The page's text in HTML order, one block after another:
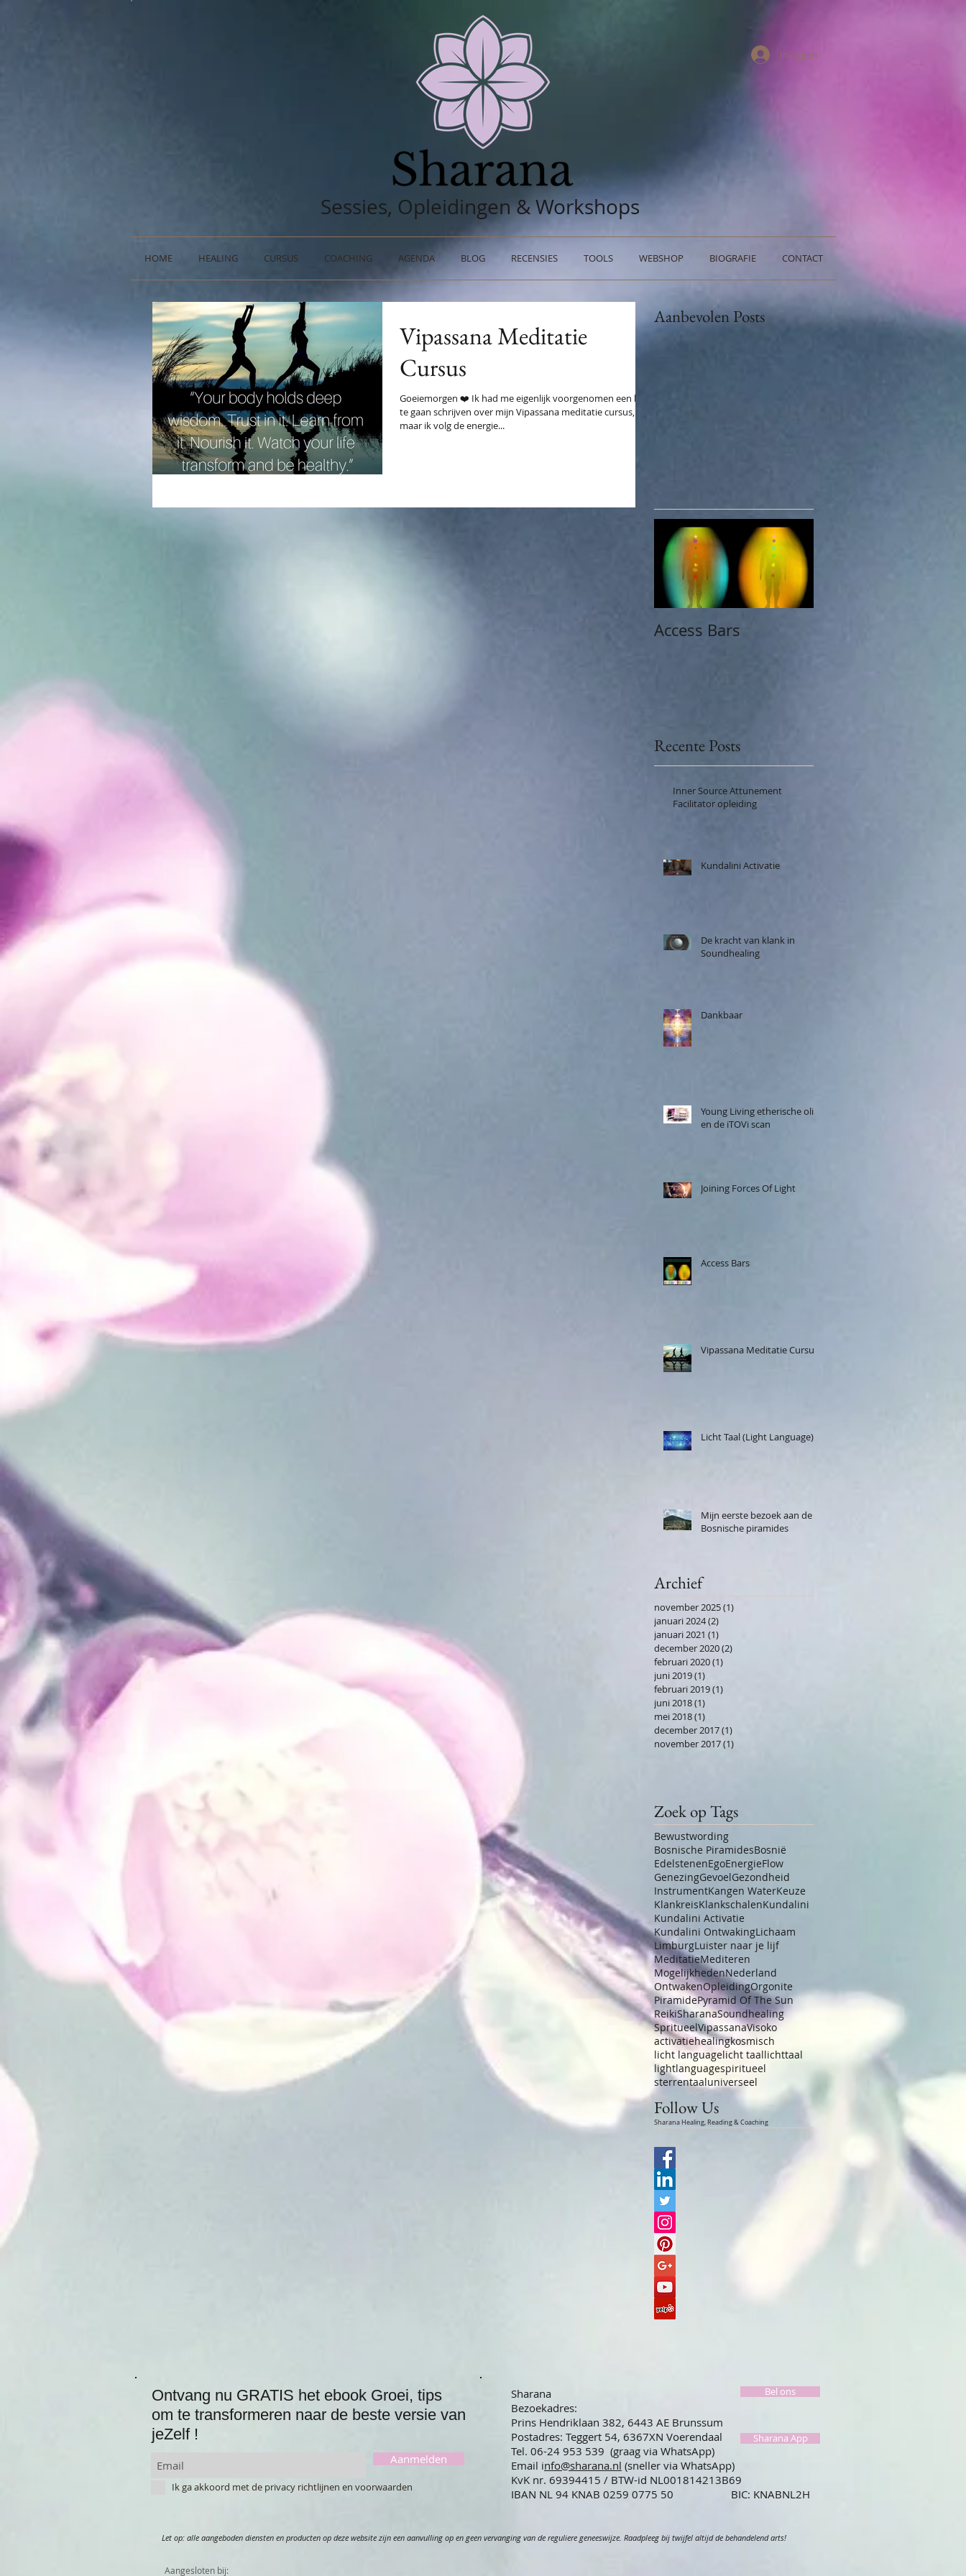
Sessies, Opleidingen & Workshops
HOME HEALING CURSUS COACHING AGENDA BLOG RECENSIES TOOLS WEBSHOP BIOGRAFIE CONTACT
Inloggen
Vipassana Meditatie
Cursus
Goeiemorgen ❤️ Ik had me eigenlijk voorgenomen een blog
te gaan schrijven over mijn Vipassana meditatie cursus,
maar ik volg de energie...
Aanbevolen Posts
Access Bars
Recente Posts
Inner Source Attunement
Facilitator opleiding
Kundalini Activatie
De kracht van klank in
Soundhealing
Dankbaar
Young Living etherische olie
en de iTOVi scan
Joining Forces Of Light
Access Bars
Vipassana Meditatie Cursus
Licht Taal (Light Language)
Mijn eerste bezoek aan de
Bosnische piramides
Archief
november 2025(1)
januari 2024(2)
januari 2021 (1)
december 2020(2)
februari 2020(1)
juni 2019(1)
februari 2019(1)
juni 2018(1)
mei 2018(1)
december 2017(1)
november 2017(1)
Zoek op Tags
Bewustwording
Bosnische PiramidesBosnië
EdelstenenEgoEnergieFlow
GenezingGevoelGezondheid
InstrumentKangen WaterKeuze
KlankreisKlankschalenKundalini
Kundalini Activatie
Kundalini OntwakingLichaam
LimburgLuister naar je lijf
MeditatieMediteren
MogelijkhedenNederland
OntwakenOpleidingOrgonite
PiramidePyramid Of The Sun
ReikiSharanaSoundhealing
SpritueelVipassanaVisoko
activatiehealingkosmisch
licht languagelicht taallichttaal
lightlanguagespiritueel
sterrentaaluniverseel
Follow Us
Sharana Healing, Reading & Coaching
Ontvang nu GRATIS het ebook Groei, tips
om te transformeren naar de beste versie van
jeZelf !
Aanmelden
Ik ga akkoord met de privacy richtlijnen en voorwaarden
Sharana
Bezoekadres:
Prins Hendriklaan 382, 6443 AE Brunssum
Postadres: Teggert 54, 6367XN Voerendaal
Tel. 06-24 953 539 (graag via WhatsApp)
Email info@sharana.nl (sneller via WhatsApp)
KvK nr. 69394415 / BTW-id NL001814213B69
IBAN NL 94 KNAB 0259 0775 50 BIC: KNABNL2H
Bel ons
Sharana App
Let op: alle aangeboden diensten en producten op deze website zijn een aanvulling op en geen vervanging van de reguliere geneeswijze. Raadpleeg bij twijfel altijd de behandelend arts!
Aangesloten bij: